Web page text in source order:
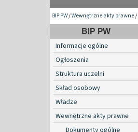
BIP PW/Wewnętrzne akty prawne/
BIP PW
Informacje ogólne
Ogłoszenia
Struktura uczelni
Skład osobowy
Władze
Wewnętrzne akty prawne
Dokumenty ogólne